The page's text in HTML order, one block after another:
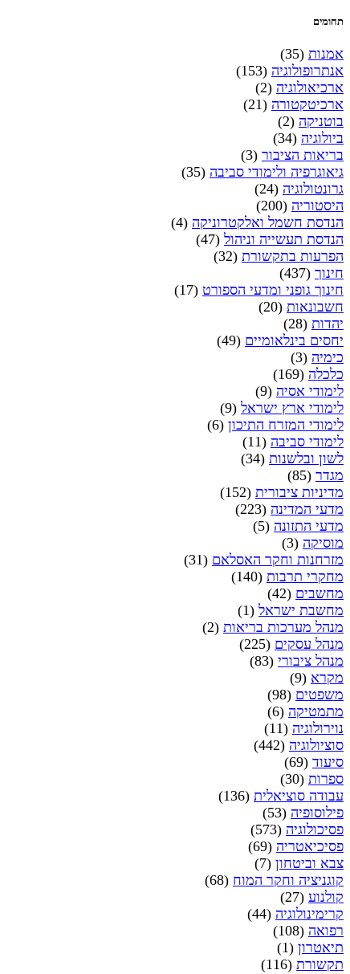
תחומים
אמנות (35)
אנתרופולוגיה (153)
ארכיאולוגיה (2)
ארכיטקטורה (21)
בוטניקה (2)
ביולוגיה (34)
בריאות הציבור (3)
גיאוגרפיה ולימודי סביבה (35)
גרונטולוגיה (24)
היסטוריה (200)
הנדסת חשמל ואלקטרוניקה (4)
הנדסת תעשייה וניהול (47)
הפרעות בתקשורת (32)
חינוך (437)
חינוך גופני ומדעי הספורט (17)
חשבונאות (20)
יהדות (28)
יחסים בינלאומיים (49)
כימיה (3)
כלכלה (169)
לימודי אסיה (9)
לימודי ארץ ישראל (9)
לימודי המזרח התיכון (6)
לימודי סביבה (11)
לשון ובלשנות (34)
מגדר (85)
מדיניות ציבורית (152)
מדעי המדינה (223)
מדעי התזונה (5)
מוסיקה (3)
מזרחנות וחקר האסלאם (31)
מחקרי תרבות (140)
מחשבים (42)
מחשבת ישראל (1)
מנהל מערכות בריאות (2)
מנהל עסקים (225)
מנהל ציבורי (83)
מקרא (9)
משפטים (98)
מתמטיקה (6)
נוירולוגיה (11)
סוציולוגיה (442)
סיעוד (69)
ספרות (30)
עבודה סוציאלית (136)
פילוסופיה (53)
פסיכולוגיה (573)
פסיכיאטריה (69)
צבא וביטחון (7)
קוגניציה וחקר המוח (68)
קולנוע (27)
קרימינולוגיה (44)
רפואה (108)
תיאטרון (1)
תקשורת (116)